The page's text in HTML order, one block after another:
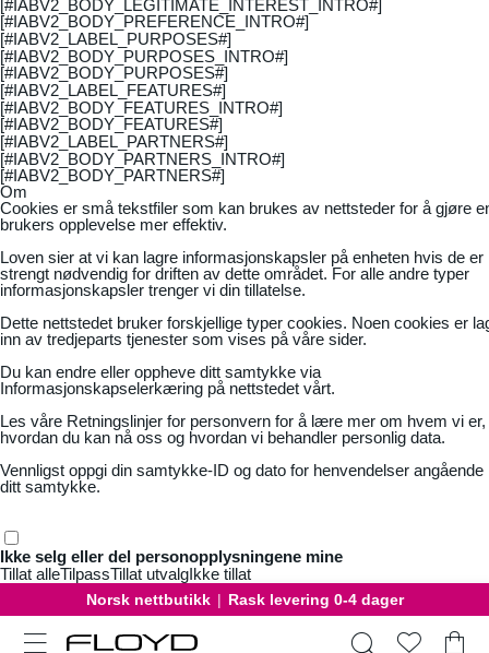
[#IABV2_BODY_LEGITIMATE_INTEREST_INTRO#]
[#IABV2_BODY_PREFERENCE_INTRO#]
[#IABV2_LABEL_PURPOSES#]
[#IABV2_BODY_PURPOSES_INTRO#]
[#IABV2_BODY_PURPOSES#]
[#IABV2_LABEL_FEATURES#]
[#IABV2_BODY_FEATURES_INTRO#]
[#IABV2_BODY_FEATURES#]
[#IABV2_LABEL_PARTNERS#]
[#IABV2_BODY_PARTNERS_INTRO#]
[#IABV2_BODY_PARTNERS#]
Om
Cookies er små tekstfiler som kan brukes av nettsteder for å gjøre
brukers opplevelse mer effektiv.
Loven sier at vi kan lagre informasjonskapsler på enheten hvis de er
strengt nødvendig for driften av dette området. For alle andre typer
informasjonskapsler trenger vi din tillatelse.
Dette nettstedet bruker forskjellige typer cookies. Noen cookies er
inn av tredjeparts tjenester som vises på våre sider.
Du kan endre eller oppheve ditt samtykke via
Informasjonskapselerkæring på nettstedet vårt.
Les våre Retningslinjer for personvern for å lære mer om hvem vi er,
hvordan du kan nå oss og hvordan vi behandler personlig data.
Vennligst oppgi din samtykke-ID og dato for henvendelser angående
ditt samtykke.
Ikke selg eller del personopplysningene mine
Tillat alleTilpassTillat utvalgIkke tillat
Gratis bytte 30 dager åpent kjøp